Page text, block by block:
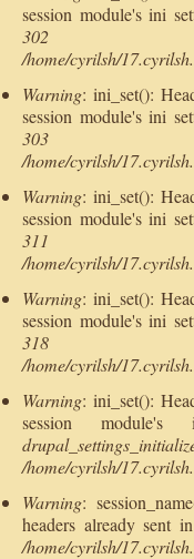
session module's ini
302
/home/cyrilsh/
Warning: ini_set():
session module's ini
303
/home/cyrilsh/
Warning: ini_set():
session module's ini
311
/home/cyrilsh/
Warning: ini_set():
session module's ini
318
/home/cyrilsh/
Warning: ini_set():
session
/home/cyrilsh/
Warning:
headers already sent in
/home/cyrilsh/